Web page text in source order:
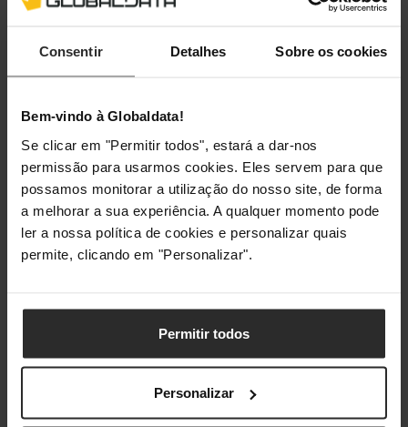
Consentir Detalhes Sobre os cookies
Bem-vindo à Globaldata!
Se clicar em "Permitir todos", estará a dar-nos
permissão para usarmos cookies. Eles servem para que
possamos monitorar a utilização do nosso site, de forma
a melhorar a sua experiência. A qualquer momento pode
ler a nossa política de cookies e personalizar quais
permite, clicando em "Personalizar".
Permitir todos
Personalizar
Motherboard
Chipset da Motherboard AMD B450
Memória
Memória Máxima 128 GB
Tipo de Memória DDR4
Factor Form da Memória DIMM
Portas LAN 1 x (no total)